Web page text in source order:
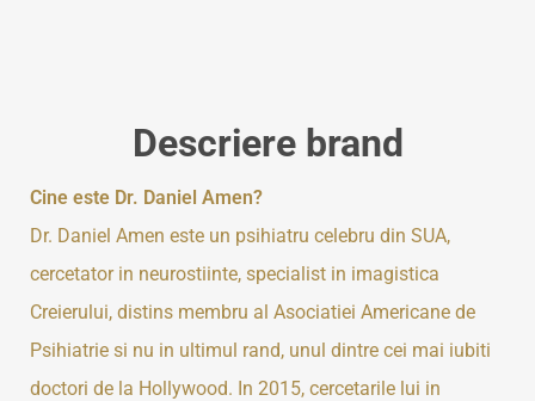
Descriere brand
Cine este Dr. Daniel Amen?
Dr. Daniel Amen este un psihiatru celebru din SUA,
cercetator in neurostiinte, specialist in imagistica
Creierului, distins membru al Asociatiei Americane de
Psihiatrie si nu in ultimul rand, unul dintre cei mai iubiti
doctori de la Hollywood. In 2015, cercetarile lui in